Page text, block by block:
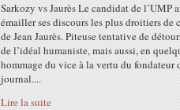
Sarkozy vs Jaurès Le candidat de l’UMP
émailler ses discours les plus droitiers de
de Jean Jaurès. Piteuse tentative de
de l’idéal humaniste, mais aussi, en
hommage du vice à la vertu du fondateur
journal....
Lire la suite